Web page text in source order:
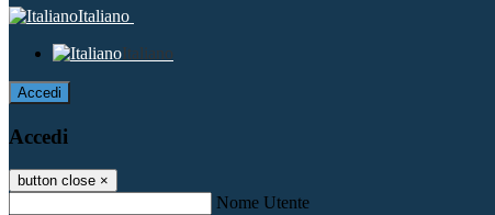
Italiano
Italiano
Accedi
Accedi
button close ×
Nome Utente